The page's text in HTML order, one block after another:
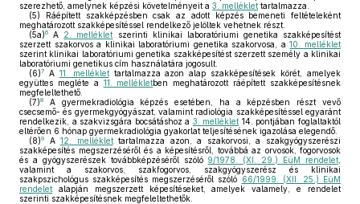
szerezhető, amelynek képzési követelményeit a 3. melléklet tartalmazza.
(5) Ráépített szakképzésben csak az adott képzés bemeneti feltételeként
meghatározott szakképesítéssel rendelkező jelöltek vehetnek részt.
(5a)6 A 2. melléklet szerinti klinikai laboratóriumi genetika szakképesítést
szerzett szakorvos a klinikai laboratóriumi genetika szakorvosa, a10. melléklet
szerint klinikai laboratóriumi genetika szakképesítést szerzett személy a klinikai
laboratóriumi genetikus cím használatára jogosult.
(6)7 A 11. melléklettartalmazza azon alap szakképesítések körét, amelyek
együttes megléte a 11. mellékletben meghatározott ráépített szakképesítésnek
megfeleltethető.
(7)8
A gyermekradiológia képzés esetében, ha a képzésben részt vevő
csecsemő- és gyermekgyógyászat, valamint radiológia szakképesítéssel egyaránt
rendelkezik, a szakvizsgára bocsátáshoz a 3. melléklet 14. pontjában foglaltaktól
eltérően 6 hónap gyermekradiológia gyakorlat teljesítésének igazolása elegendő.
(8)9 A12. melléklettartalmazza azon, a szakorvosi, a szakgyógyszerészi
szakképesítés megszerzéséről és a képesítésről, továbbá az orvosok, fogorvosok
és a gyógyszerészek továbbképzéséről szóló 9/1978. (XI. 29.) EüM rendelet
valamint a szakorvos, szakfogorvos, szakgyógyszerész és klinikai
szakpszichológus szakképesítés megszerzéséről szóló 66/1999. (XII. 25.) EüM
rendelet alapján megszerzett képesítéseket, amelyek valamely, e rendelet
szerinti szakképesítésnek megfeleltethetők.